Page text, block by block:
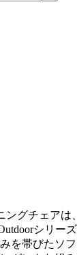
ングチェア
シリー
を帯びたソ